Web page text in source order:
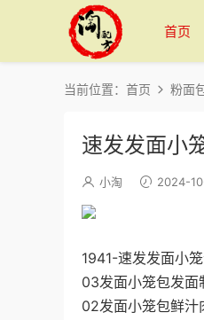
首页
当前位置： 首页 粉面
速发发面小
小淘 2024-
1941-速发发面
03发面小笼包发
02发面小笼包鲜